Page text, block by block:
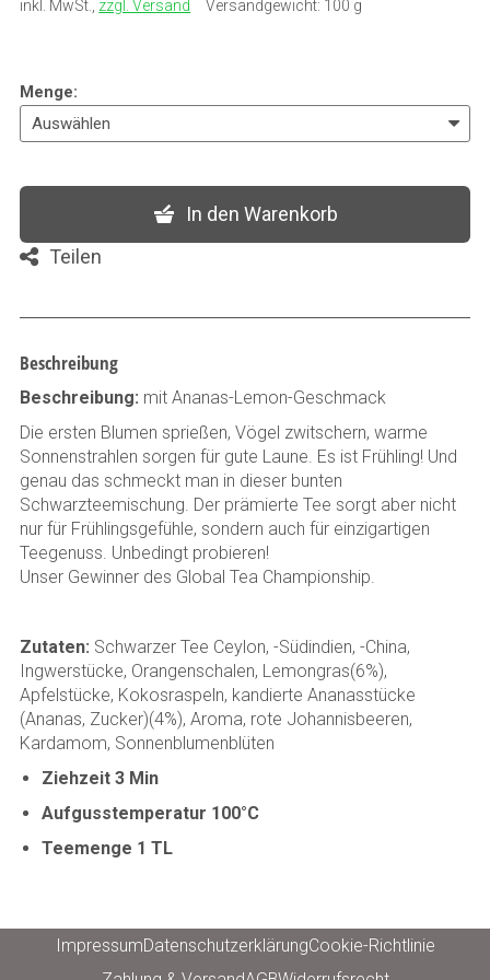
inkl. MwSt. zzgl. Versand Versandgewicht: 100 g
Menge:
In den Warenkorb
Teilen
Beschreibung
Beschreibung: mit Ananas-Lemon-Geschmack
Die ersten Blumen sprießen, Vögel zwitschern, warme
Sonnenstrahlen sorgen für gute Laune. Es ist Frühling! Und
genau das schmeckt man in dieser bunten
Schwarzteemischung. Der prämierte Tee sorgt aber nicht
nur für Frühlingsgefühle, sondern auch für einzigartigen
Teegenuss. Unbedingt probieren!
Unser Gewinner des Global Tea Championship.
Zutaten: Schwarzer Tee Ceylon, -Südindien, -China,
Ingwerstücke, Orangenschalen, Lemongras(6%),
Apfelstücke, Kokosraspeln, kandierte Ananasstücke
(Ananas, Zucker)(4%), Aroma, rote Johannisbeeren,
Kardamom, Sonnenblumenblüten
Ziehzeit 3 Min
Aufgusstemperatur 100°C
Teemenge 1 TL
ImpressumDatenschutzerklärungCookie-Richtlinie